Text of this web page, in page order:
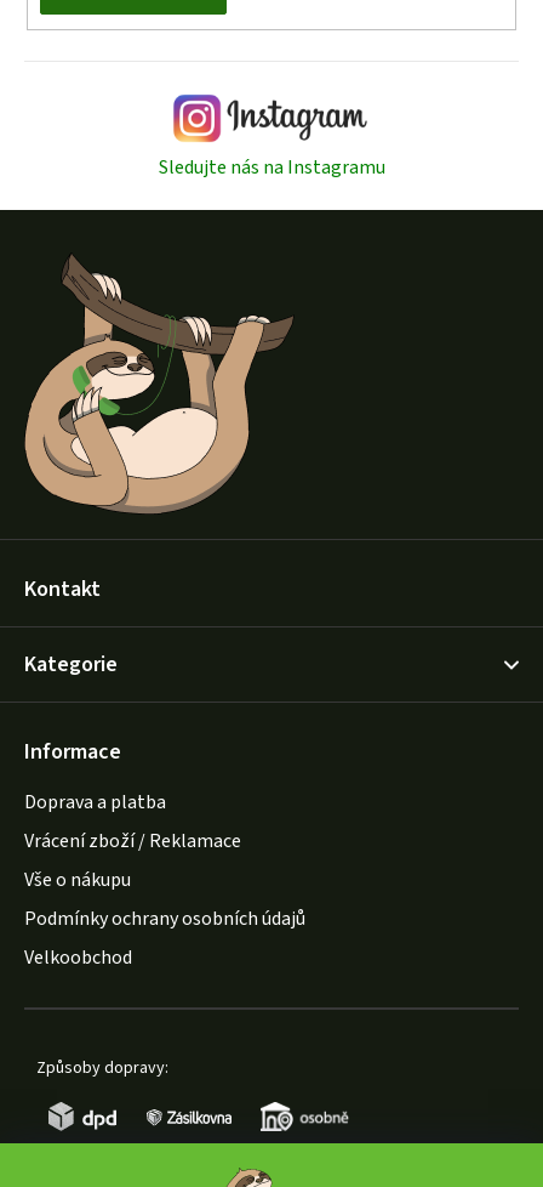
Sledujte nás na Instagramu
Kontakt
Kategorie
Informace
Doprava a platba
Vrácení zboží / Reklamace
Vše o nákupu
Podmínky ochrany osobních údajů
Velkoobchod
Způsoby dopravy: